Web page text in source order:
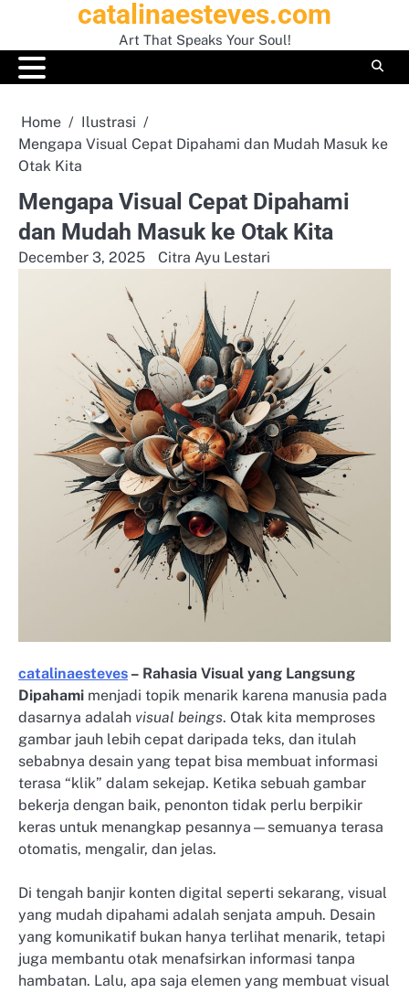
content
catalinaesteves.com
Art That Speaks Your Soul!
Home
Ilustrasi
Mengapa Visual Cepat Dipahami dan Mudah Masuk ke
Otak Kita
Mengapa Visual Cepat Dipahami
dan Mudah Masuk ke Otak Kita
December 3, 2025 Citra Ayu Lestari
catalinaesteves – Rahasia Visual yang Langsung
Dipahami menjadi topik menarik karena manusia pada
dasarnya adalah visual beings. Otak kita memproses
gambar jauh lebih cepat daripada teks, dan itulah
sebabnya desain yang tepat bisa membuat informasi
terasa “klik” dalam sekejap. Ketika sebuah gambar
bekerja dengan baik, penonton tidak perlu berpikir
keras untuk menangkap pesannya—semuanya terasa
otomatis, mengalir, dan jelas.
Di tengah banjir konten digital seperti sekarang, visual
yang mudah dipahami adalah senjata ampuh. Desain
yang komunikatif bukan hanya terlihat menarik, tetapi
juga membantu otak menafsirkan informasi tanpa
hambatan. Lalu, apa saja elemen yang membuat visual